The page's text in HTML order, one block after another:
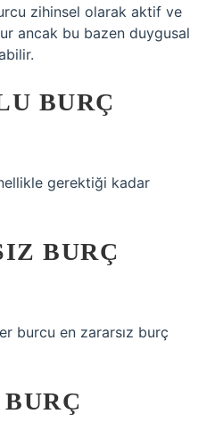
zihinsel olarak aktif ve
ancak bu bazen duygusal
BURÇ
gerektiği kadar
BURÇ
burcu en zararsız burç